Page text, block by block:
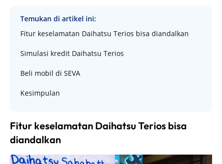
Temukan di artikel ini:
Fitur keselamatan Daihatsu Terios bisa diandalkan
Simulasi kredit Daihatsu Terios
Beli mobil di SEVA
Kesimpulan
Fitur keselamatan Daihatsu Terios bisa
diandalkan